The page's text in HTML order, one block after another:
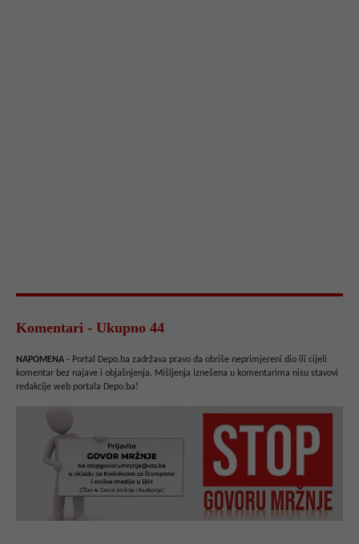
Komentari - Ukupno 44
NAPOMENA - Portal Depo.ba zadržava pravo da obriše neprimjereni dio ili cijeli
komentar bez najave i objašnjenja. Mišljenja iznešena u komentarima nisu stavovi
redakcije web portala Depo.ba!